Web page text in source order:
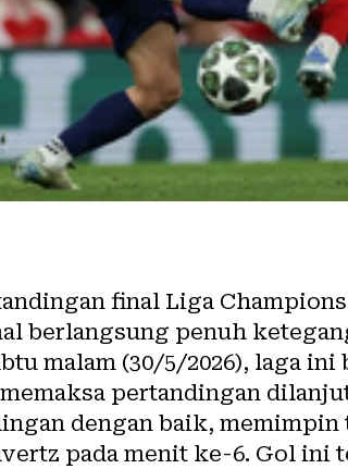
final Liga Champions
berlangsung penuh
malam (30/5/2026), laga
pertandingan
dengan baik,
pada menit ke-6. Gol ini